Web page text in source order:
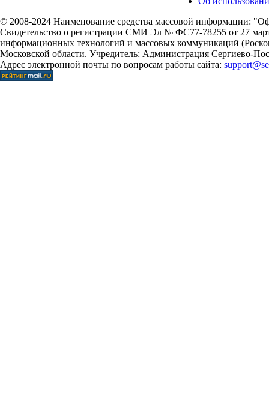
© 2008-2024 Наименование средства массовой информации:
Свидетельство о регистрации СМИ Эл № ФС77-78255 от 27
информационных технологий и массовых коммуникаций
Московской области. Учредитель: Администрация Сергиево-
Адрес электронной почты по вопросам работы сайта: